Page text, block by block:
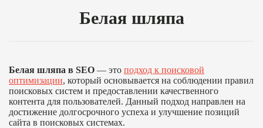
Белая шляпа
Белая шляпа в SEO — это подход к поисковой
оптимизации, который основывается на соблюдении правил
поисковых систем и предоставлении качественного
контента для пользователей. Данный подход направлен на
достижение долгосрочного успеха и улучшение позиций
сайта в поисковых системах.